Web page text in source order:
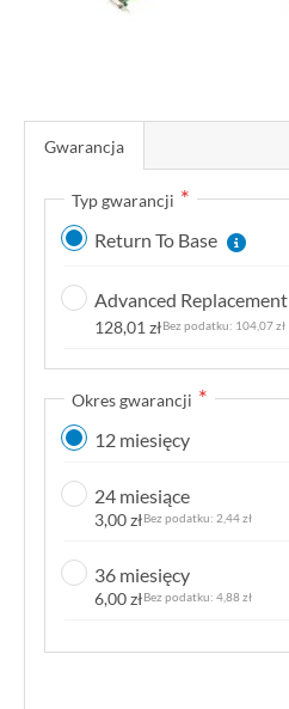
Gwarancja
Typ gwarancji
Return To Base
Advanced Replacement
128,01 zł 104,07 zł
Okres gwarancji
12 miesięcy
24 miesiące
3,00 zł 2,44 zł
36 miesięcy
6,00 zł 4,88 zł